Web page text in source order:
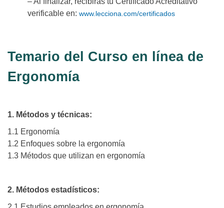
verificable en: www.lecciona.com/certificados
Temario del Curso en línea de
Ergonomía
1. Métodos y técnicas:
1.1 Ergonomía
1.2 Enfoques sobre la ergonomía
1.3 Métodos que utilizan en ergonomía
2. Métodos estadísticos: